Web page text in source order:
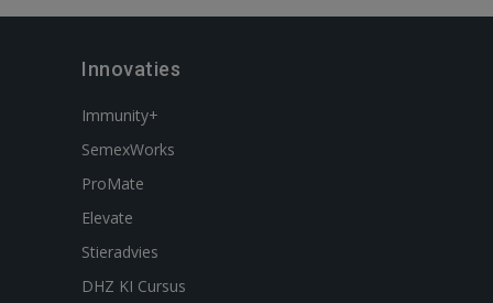
Innovaties
Immunity+
SemexWorks
ProMate
Elevate
Stieradvies
DHZ KI Cursus